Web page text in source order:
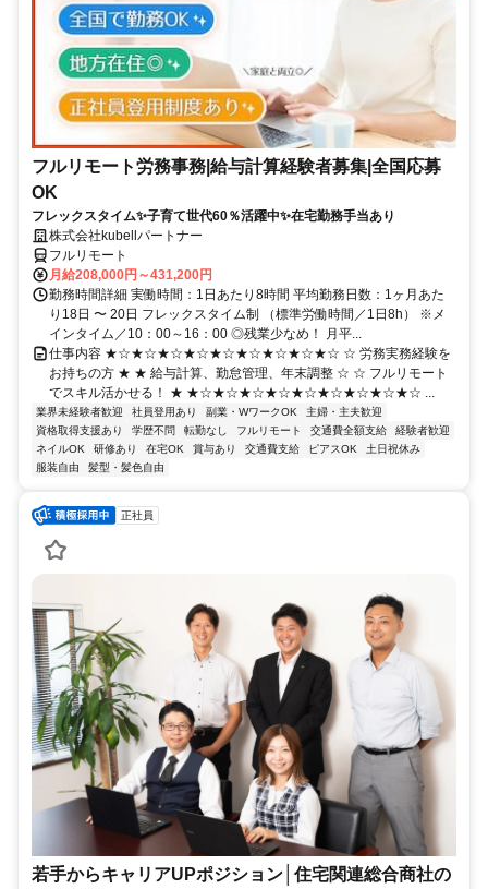
フルリモート労務事務|給与計算経験者募集|全国応募
OK
フレックスタイム✨子育て世代60％活躍中✨在宅勤務手当あり
株式会社kubellパートナー
フルリモート
月給208,000円～431,200円
勤務時間詳細 実働時間：1日あたり8時間 平均勤務日数：1ヶ月あた
り18日 〜 20日 フレックスタイム制 （標準労働時間／1日8h） ※メ
インタイム／10：00～16：00 ◎残業少なめ！ 月平...
仕事内容 ★☆★☆★☆★☆★☆★☆★☆★☆★☆ ☆ 労務実務経験を
お持ちの方 ★ ★ 給与計算、勤怠管理、年末調整 ☆ ☆ フルリモート
でスキル活かせる！ ★ ★☆★☆★☆★☆★☆★☆★☆★☆★☆ ...
業界未経験者歓迎 社員登用あり 副業・WワークOK
主婦・主夫歓迎
資格取得支援あり
学歴不問 転勤なし フルリモート 交通費全額支給
経験者歓迎
ネイルOK
研修あり 在宅OK 賞与あり 交通費支給 ピアスOK
土日祝休み
服装自由
髪型・髪色自由
正社員
若手からキャリアUPポジション│住宅関連総合商社の